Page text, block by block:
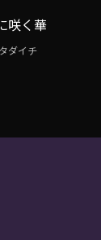
咲く華
ダイチ